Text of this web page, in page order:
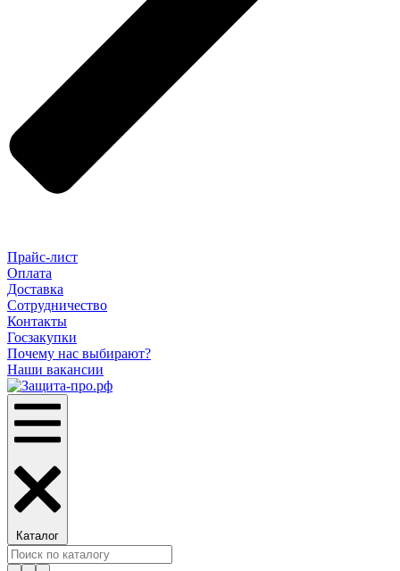
Прайс-лист
Оплата
Доставка
Сотрудничество
Контакты
Госзакупки
Почему нас выбирают?
Наши вакансии
Каталог